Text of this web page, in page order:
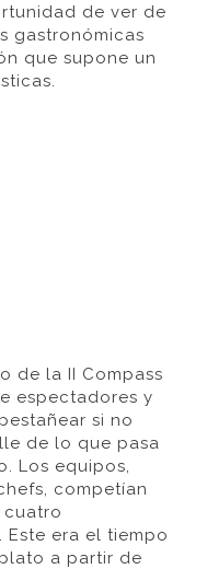
de ver de
gastronómicas
que supone un
de la II Compass
espectadores y
si no
de lo que pasa
Los equipos,
competían
cuatro
Este era el tiempo
a partir de